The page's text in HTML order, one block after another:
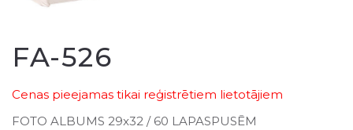
FA-526
Cenas pieejamas tikai reģistrētiem lietotājiem
FOTO ALBUMS 29x32 / 60 LAPASPUSĒM